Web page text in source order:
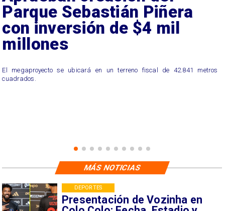
Parque Sebastián Piñera
con inversión de $4 mil
millones
El megaproyecto se ubicará en un terreno fiscal de 42.841 metros
cuadrados.
Presentación de Vozinha en
DEPORTES
MÁS NOTICIAS